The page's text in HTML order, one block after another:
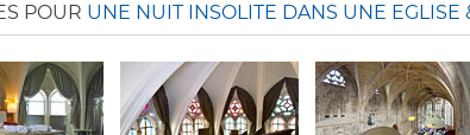
POUR UNE NUIT INSOLITE DANS UNE EGLISE